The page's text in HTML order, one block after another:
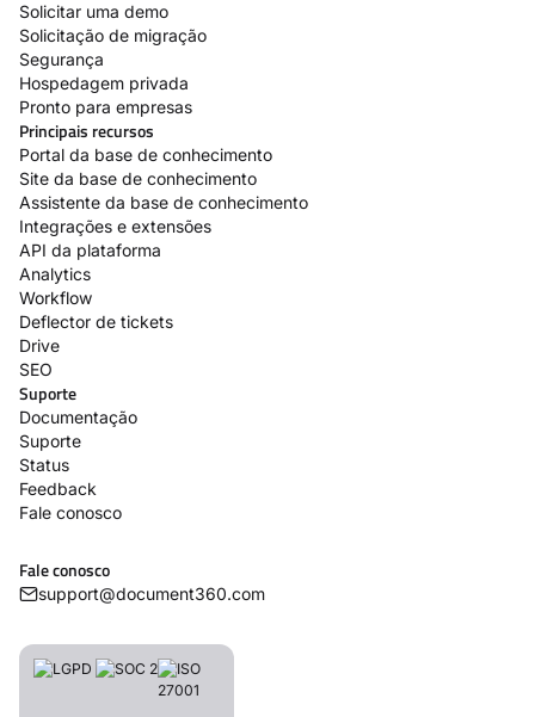
Solicitar uma demo
Solicitação de migração
Segurança
Hospedagem privada
Pronto para empresas
Principais recursos
Portal da base de conhecimento
Site da base de conhecimento
Assistente da base de conhecimento
Integrações e extensões
API da plataforma
Analytics
Workflow
Deflector de tickets
Drive
SEO
Suporte
Documentação
Suporte
Status
Feedback
Fale conosco
Fale conosco
support@document360.com